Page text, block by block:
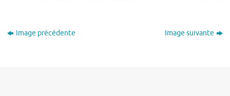
Image précédente Image suivante